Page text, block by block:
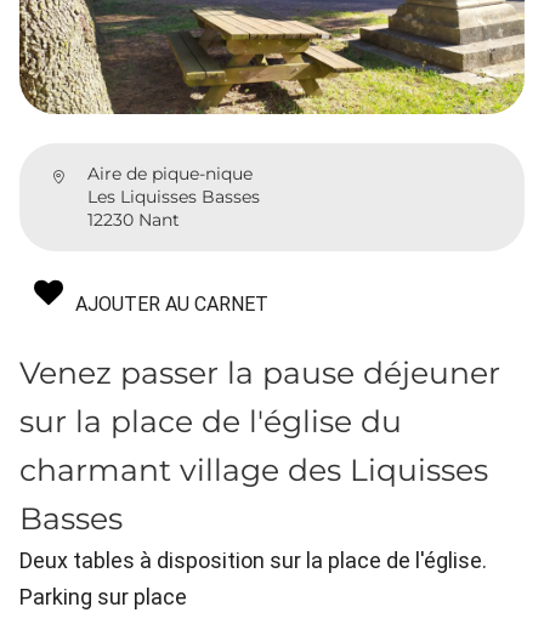
Aire de pique-nique
Les Liquisses Basses
12230 Nant
AJOUTER AU CARNET
Venez passer la pause déjeuner
sur la place de l'église du
charmant village des Liquisses
Basses
Deux tables à disposition sur la place de l'église.
Parking sur place